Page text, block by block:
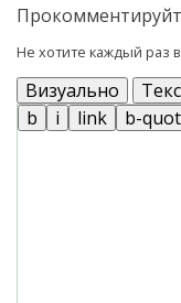
Не хотите каждый раз
Визуально